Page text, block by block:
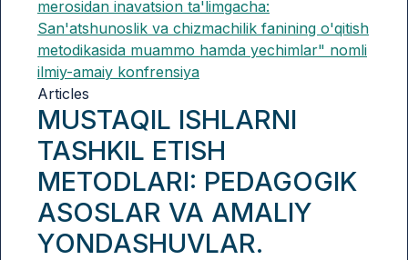
merosidan inavatsion ta'limgacha:
San'atshunoslik va chizmachilik fanining o'qitish
metodikasida muammo hamda yechimlar" nomli
ilmiy-amaiy konfrensiya
Articles
MUSTAQIL ISHLARNI
TASHKIL ETISH
METODLARI: PEDAGOGIK
ASOSLAR VA AMALIY
YONDASHUVLAR.